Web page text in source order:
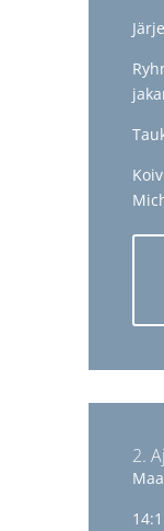
2.